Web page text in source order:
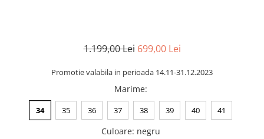
1.199,00 Lei 699,00 Lei
Promotie valabila in perioada 14.11-31.12.2023
Marime:
34 35 36 37 38 39 40 41
Culoare: negru